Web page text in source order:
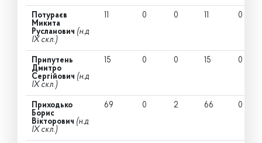
Потураєв
Микита
Русланович (н.д
IX скл.)
11 0 0 11 0
Припутень
Дмитро
Сергійович (н.д
IX скл.)
15 0 0 15 0
Приходько
Борис
Вікторович (н.д
IX скл.)
69 0 2 66 0